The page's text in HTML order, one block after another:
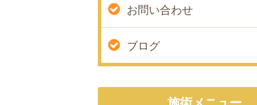
お問い合わせ
ブログ